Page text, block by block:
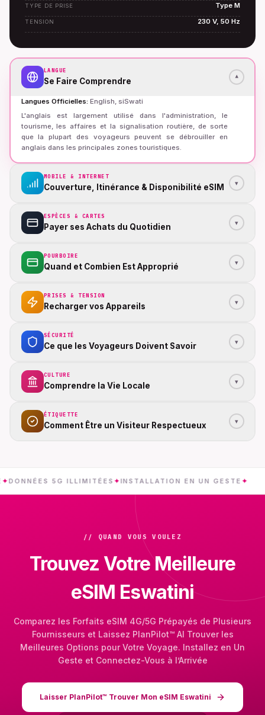
TYPE DE PRISE Type M
TENSION 230 V, 50 Hz
LANGUE
Se Faire Comprendre ▾
Langues Officielles: English, siSwati
L'anglais est largement utilisé dans l'administration, le
tourisme, les affaires et la signalisation routière, de sorte
que la plupart des voyageurs peuvent se débrouiller en
anglais dans les principales zones touristiques.
MOBILE & INTERNET
Couverture, Itinérance & Disponibilité eSIM ▾
ESPÈCES & CARTES
Payer ses Achats du Quotidien ▾
POURBOIRE
Quand et Combien Est Approprié ▾
PRISES & TENSION
Recharger vos Appareils ▾
SÉCURITÉ
Ce que les Voyageurs Doivent Savoir ▾
CULTURE
Comprendre la Vie Locale ▾
ÉTIQUETTE
Comment Être un Visiteur Respectueux ▾
5G ILLIMITÉES✦ INSTALLATION EN UN GESTE ✦
// QUAND VOUS VOULEZ
Trouvez Votre Meilleure
eSIM Eswatini
Comparez les Forfaits eSIM 4G/5G Prépayés de Plusieurs
Fournisseurs et Laissez PlanPilot™ AI Trouver les
Meilleures Options pour Votre Voyage. Installez en Un
Geste et Connectez-Vous à l’Arrivée
Laisser PlanPilot™ Trouver Mon eSIM Eswatini